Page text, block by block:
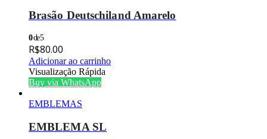
Brasão Deutschiland Amarelo
0de 5
R$80.00
Adicionar ao carrinho
Visualização Rápida
Buy via WhatsApp
EMBLEMAS
EMBLEMA SL